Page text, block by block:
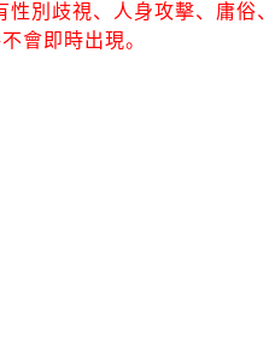
性別歧視、人身攻擊、庸俗
會即時出現。